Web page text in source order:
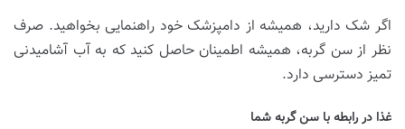
اگر شک دارید، همیشه از دامپزشک خود راهنمایی بخواهید. صرف
نظر از سن گربه، همیشه اطمینان حاصل کنید که به آب آشامیدنی
تمیز دسترسی دارد.
غذا در رابطه با سن گربه شما